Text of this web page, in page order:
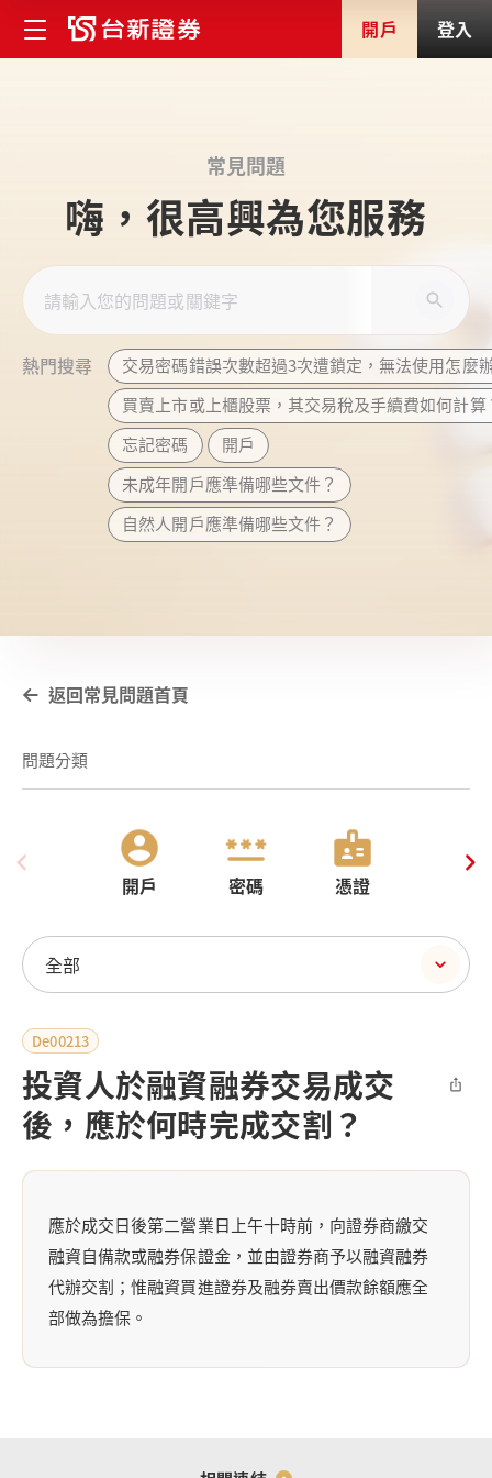
開戶 登入
常見問題
嗨，很高興為您服務
熱門搜尋
交易密碼錯誤次數超過3次遭鎖定，無法使用怎麼
買賣上市或上櫃股票，其交易稅及手續費如何計算
忘記密碼
開戶
未成年開戶應準備哪些文件？
自然人開戶應準備哪些文件？
返回常見問題首頁
問題分類
開戶 密碼 憑證
全部
De00213
投資人於融資融券交易成交
後，應於何時完成交割？
應於成交日後第二營業日上午十時前，向證券商繳交
融資自備款或融券保證金，並由證券商予以融資融券
代辦交割；惟融資買進證券及融券賣出價款餘額應全
部做為擔保。